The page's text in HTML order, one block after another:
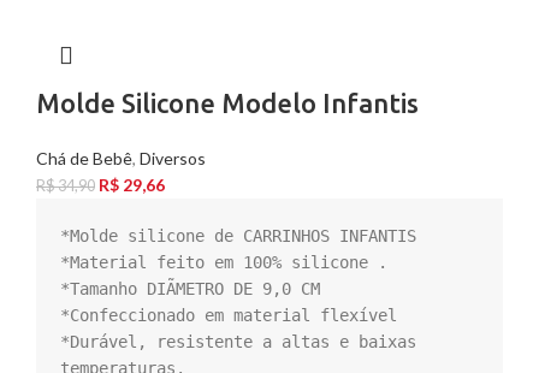
Molde Silicone Modelo Infantis
Chá de Bebê, Diversos
R$34,90 R$ 29,66
*Molde silicone de CARRINHOS INFANTIS
*Material feito em 100% silicone .
*Tamanho DIÃMETRO DE 9,0 CM
*Confeccionado em material flexível
*Durável, resistente a altas e baixas
temperaturas.